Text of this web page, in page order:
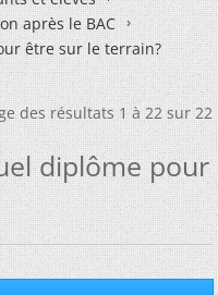
après le BAC
être sur le terrain?
des résultats 1 à 22 sur 22
diplôme pour